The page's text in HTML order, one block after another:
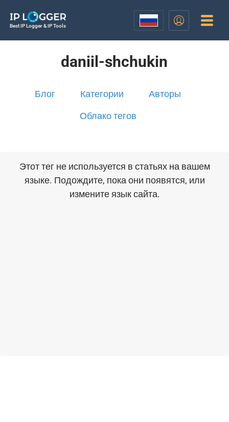
Best IP Logger & IP Tools
daniil-shchukin
Блог Категории Авторы
Облако тегов